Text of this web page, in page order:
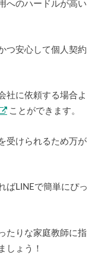
へのハードルが高い
つ安心して個人契約
社に依頼する場合よ
ことができます。
受けられるため万が
ばLINEで簡単にぴっ
たりな家庭教師に指
しょう！